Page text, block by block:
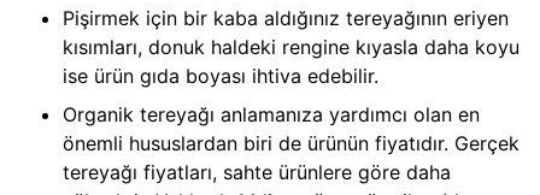
Pişirmek için bir kaba aldığınız tereyağının eriyen
kısımları, donuk haldeki rengine kıyasla daha koyu
ise ürün gıda boyası ihtiva edebilir.
Organik tereyağı anlamanıza yardımcı olan en
önemli hususlardan biri de ürünün fiyatıdır. Gerçek
tereyağı fiyatları, sahte ürünlere göre daha